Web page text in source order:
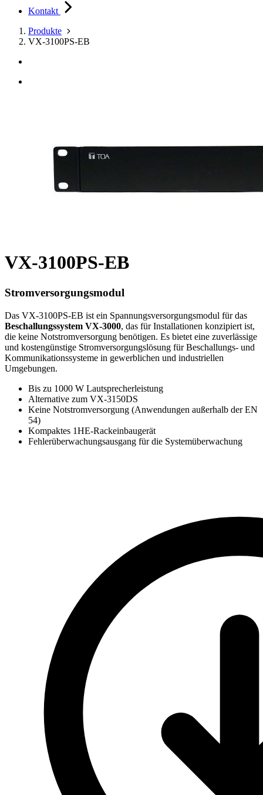
Kontakt
Produkte
VX-3100PS-EB
VX-3100PS-EB
Stromversorgungsmodul
Das VX-3100PS-EB ist ein Spannungsversorgungsmodul für das
Beschallungssystem VX-3000, das für Installationen konzipiert ist,
die keine Notstromversorgung benötigen. Es bietet eine zuverlässige
und kostengünstige Stromversorgungslösung für Beschallungs- und
Kommunikationssysteme in gewerblichen und industriellen
Umgebungen.
Bis zu 1000 W Lautsprecherleistung
Alternative zum VX-3150DS
Keine Notstromversorgung (Anwendungen außerhalb der EN
54)
Kompaktes 1HE-Rackeinbaugerät
Fehlerüberwachungsausgang für die Systemüberwachung